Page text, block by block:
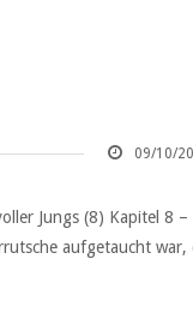
09/10/
Jungs (8)
aufgetaucht